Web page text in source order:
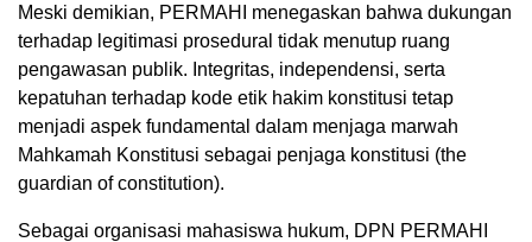
Meski demikian, PERMAHI menegaskan bahwa dukungan
terhadap legitimasi prosedural tidak menutup ruang
pengawasan publik. Integritas, independensi, serta
kepatuhan terhadap kode etik hakim konstitusi tetap
menjadi aspek fundamental dalam menjaga marwah
Mahkamah Konstitusi sebagai penjaga konstitusi (the
guardian of constitution).
Sebagai organisasi mahasiswa hukum, DPN PERMAHI